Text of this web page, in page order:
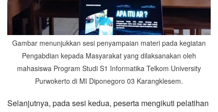
Gambar menunjukkan sesi penyampaian materi pada kegiatan
Pengabdian kepada Masyarakat yang dilaksanakan oleh
mahasiswa Program Studi S1 Informatika Telkom University
Purwokerto di MI Diponegoro 03 Karangklesem.
Selanjutnya, pada sesi kedua, peserta mengikuti pelatihan